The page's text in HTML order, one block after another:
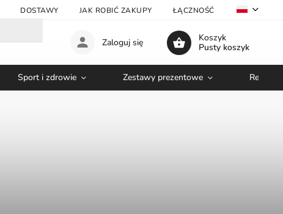
DOSTAWY JAK ROBIĆ ZAKUPY ŁĄCZNOŚĆ
Koszyk
Pusty koszyk
Zaloguj się
Sport i zdrowie Zestawy prezentowe Relaks i